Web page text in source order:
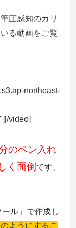
圧感知のカリ
る動画をご覧
northeast-
video]
のペン入れ
く面倒 です。
ル」で作成し
ようにするこ